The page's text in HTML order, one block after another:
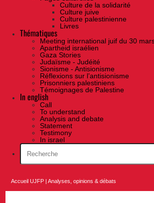
Culture de la solidarité
Culture juive
Culture palestinienne
Livres
Thématiques
Meeting international juif du 30
Apartheid israélien
Gaza Stories
Judaïsme - Judéité
Sionisme - Antisionisme
Réflexions sur l’antisionisme
Prisonniers palestiniens
Témoignages de Palestine
In english
Call
To understand
Analysis and debate
Statement
Testimony
In israel
Accueil UJFP |Analyses, opinions & débats